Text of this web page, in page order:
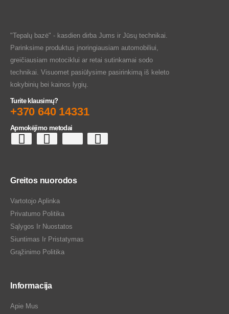
"Tepalų bazė" - kasdien dirba Jums ir Jūsų technikai.
Parinksime produktus įnoringiausiam automobiliui,
greičiausiam motociklui ar retai sutinkamai sodo
technikai. Visuomet pasiūlysime pasirinkimą iš keleto
kokybinių bei kainos lygių.
Turite klausimų?
+370 640 14331
Apmokėjimo metodai
Greitos nuorodos
Vartotojo Aplinka
Privatumo Politika
Sąlygos Ir Nuostatos
Siuntimas Ir Pristatymas
Grąžinimo Politika
Informacija
Apie Mus